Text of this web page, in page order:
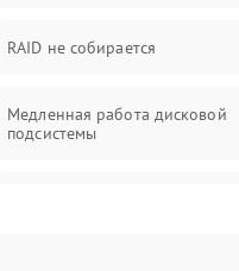
RAID не собирается
Медленная работа дисковой
подсистемы